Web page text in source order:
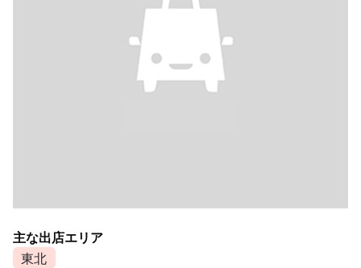
主な出店エリア
東北